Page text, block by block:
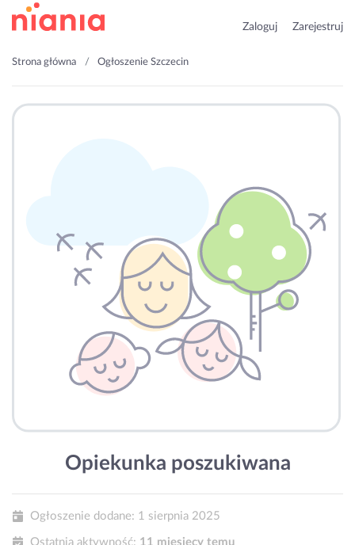
Zaloguj Zarejestruj
Strona główna Ogłoszenie Szczecin
Opiekunka poszukiwana
Ogłoszenie dodane: 1 sierpnia 2025
Ostatnia aktywność: 11 miesięcy temu